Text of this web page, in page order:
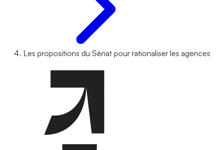
Les propositions du Sénat pour rationaliser les agences